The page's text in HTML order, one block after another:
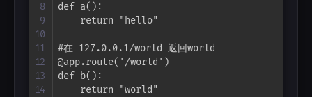
def a():
    return "hello"
#在 127.0.0.1/world 返回world
@app.route('/world')
def b():
    return "world"